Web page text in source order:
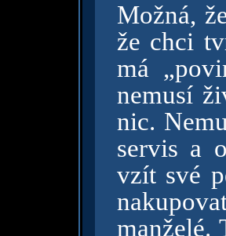
Možná,
že chci
má
nemusí
nic.
servis a
vzít své
manželé.